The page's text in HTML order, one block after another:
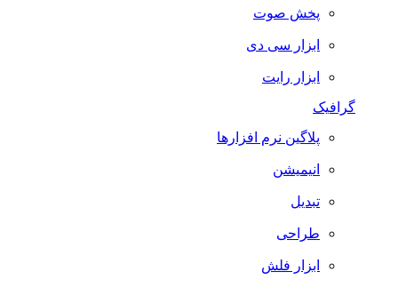
پخش صوت
ابزار سی دی
ابزار رایت
گرافیک
پلاگین نرم افزارها
انیمیشن
تبدیل
طراحی
ابزار فلش